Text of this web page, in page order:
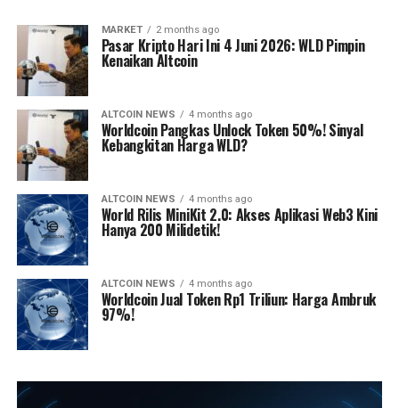
MARKET 2 months ago
Pasar Kripto Hari Ini 4 Juni 2026: WLD Pimpin
Kenaikan Altcoin
ALTCOIN NEWS 4 months ago
Worldcoin Pangkas Unlock Token 50%! Sinyal
Kebangkitan Harga WLD?
ALTCOIN NEWS 4 months ago
World Rilis MiniKit 2.0: Akses Aplikasi Web3 Kini
Hanya 200 Milidetik!
ALTCOIN NEWS 4 months ago
Worldcoin Jual Token Rp1 Triliun: Harga Ambruk
97%!